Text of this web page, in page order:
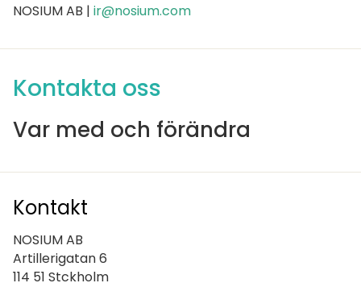
NOSIUM AB | ir@nosium.com
Kontakta oss
Var med och förändra
Kontakt
NOSIUM AB
Artillerigatan 6
114 51 Stckholm